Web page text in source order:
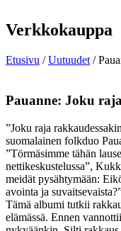
Verkkokauppa
Etusivu /Uutuudet /
Pauanne: Joku
”Joku raja
suomalainen folkduo
”Törmäsimme tähän
nettikeskustelussa”,
meidät pysähtymään:
avointa ja
Tämä albumi tutkii
elämässä. Ennen